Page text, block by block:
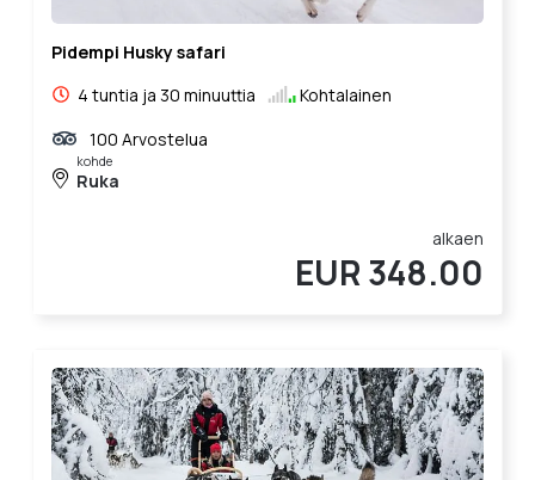
Pidempi Husky safari
4 tuntia ja 30 minuuttia
Kohtalainen
100 Arvostelua
kohde
Ruka
alkaen
EUR 348.00